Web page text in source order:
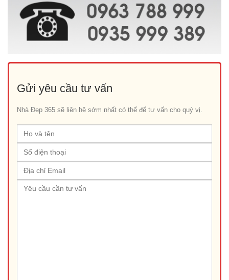
Gửi yêu cầu tư vấn
Nhà Đẹp 365 sẽ liên hệ sớm nhất có thể để tư vấn cho quý vị.